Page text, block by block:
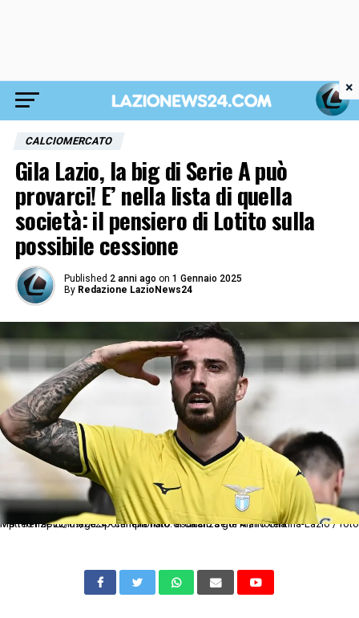
CALCIOMERCATO
Gila Lazio, la big di Serie A può
provarci! E’ nella lista di quella
società: il pensiero di Lotito sulla
possibile cessione
Published 2 anni ago on 1 Gennaio 2025
By Redazione LazioNews24
Mp Firenze 22/09/2024 - campionato di calcio serie A / Fiorentina-Lazio / foto Matteo Papini/Image Sport nella foto: esultanza gol Mario Gila
×